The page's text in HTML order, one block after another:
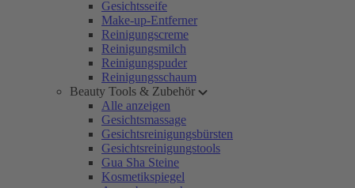
Gesichtsseife
Make-up-Entferner
Reinigungscreme
Reinigungsmilch
Reinigungspuder
Reinigungsschaum
Beauty Tools & Zubehör
Alle anzeigen
Gesichtsmassage
Gesichtsreinigungsbürsten
Gesichtsreinigungstools
Gua Sha Steine
Kosmetikspiegel